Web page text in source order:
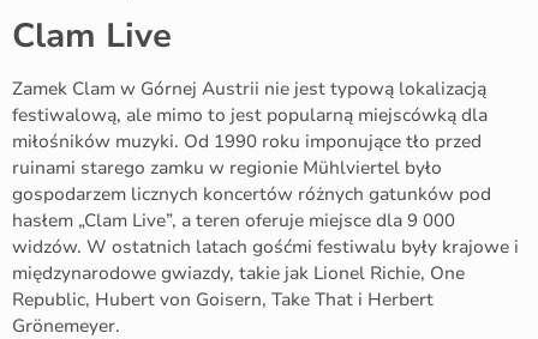
Clam Live
Zamek Clam w Górnej Austrii nie jest typową lokalizacją
festiwalową, ale mimo to jest popularną miejscówką dla
miłośników muzyki. Od 1990 roku imponujące tło przed
ruinami starego zamku w regionie Mühlviertel było
gospodarzem licznych koncertów różnych gatunków pod
hasłem „Clam Live”, a teren oferuje miejsce dla 9 000
widzów. W ostatnich latach gośćmi festiwalu były krajowe i
międzynarodowe gwiazdy, takie jak Lionel Richie, One
Republic, Hubert von Goisern, Take That i Herbert
Grönemeyer.